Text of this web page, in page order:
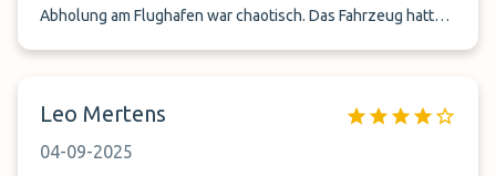
Abholung am Flughafen war chaotisch. Das Fahrzeug hatte
laut rufen um seine &quot;Schäfchen&quot; einzusammeln!
Leo Mertens
04-09-2025